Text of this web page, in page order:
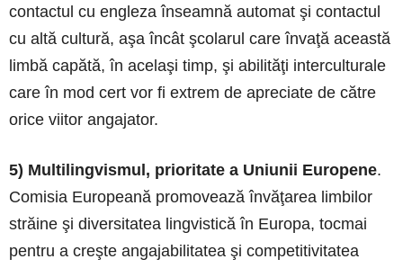
contactul cu engleza înseamnă automat şi contactul
cu altă cultură, aşa încât şcolarul care învaţă această
limbă capătă, în acelaşi timp, şi abilităţi interculturale
care în mod cert vor fi extrem de apreciate de către
orice viitor angajator.
5) Multilingvismul, prioritate a Uniunii Europene.
Comisia Europeană promovează învăţarea limbilor
străine şi diversitatea lingvistică în Europa, tocmai
pentru a creşte angajabilitatea şi competitivitatea